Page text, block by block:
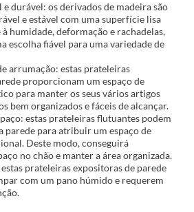
durável: os derivados de madeira são
e estável com uma superfície lisa
humidade, deformação e rachadelas,
escolha fiável para uma variedade de
arrumação: estas prateleiras
proporcionam um espaço de
para manter os seus vários artigos
bem organizados e fáceis de alcançar.
estas prateleiras flutuantes podem
parede para atribuir um espaço de
Deste modo, conseguirá
no chão e manter a área organizada.
prateleiras expositoras de parede
com um pano húmido e requerem